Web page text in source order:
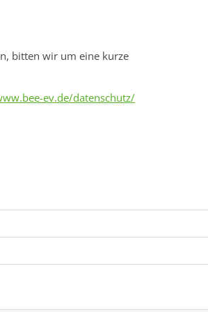
bitten wir um eine kurze
ev.de/datenschutz/